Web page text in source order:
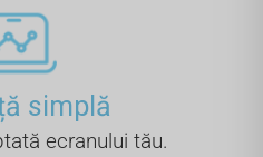
simplă
ecranului tău.